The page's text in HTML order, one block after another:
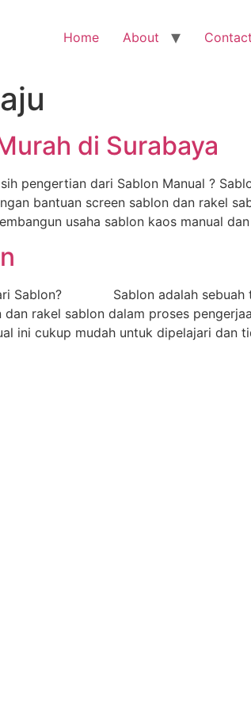
Home About Contact
di Surabaya
pengertian dari Sablon Manual ?
bantuan screen sablon dan rakel
usaha sablon kaos manual
Sablon? Sablon adalah sebuah
rakel sablon dalam proses
ini cukup mudah untuk dipelajari dan